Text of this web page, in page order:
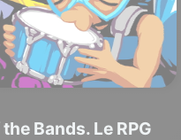
Bands. Le RPG